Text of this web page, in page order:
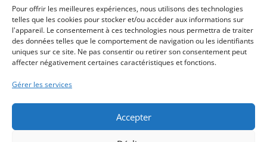
Pour offrir les meilleures expériences, nous utilisons des technologies
telles que les cookies pour stocker et/ou accéder aux informations sur
l'appareil. Le consentement à ces technologies nous permettra de traiter
des données telles que le comportement de navigation ou les identifiants
uniques sur ce site. Ne pas consentir ou retirer son consentement peut
affecter négativement certaines caractéristiques et fonctions.
Gérer les services
Accepter
Mail:mairieogliastru@wanadoo.fr
Adresse :Marine d’Albo
20217 Ogliastru
© 2022 Mairie d’Ogliastru – Réalisation